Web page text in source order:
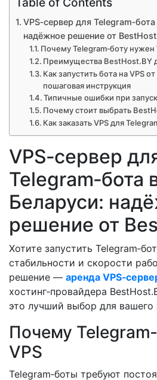
VPS‑сервер для
надёжное решение от
Почему Telegram‑боту нужен
Преимущества BestHost.BY
Как запустить бота на VPS
пошаговая инструкция
Типичные ошибки при
Почему стоит выбрать
Как заказать VPS для
VPS‑сервер
Telegram‑бота
Беларуси:
решение от
Хотите запустить
стабильности и скорости
решение — аренда
хостинг‑провайдера
это лучший выбор для вашего
Почему
VPS
Telegram‑боты требуют